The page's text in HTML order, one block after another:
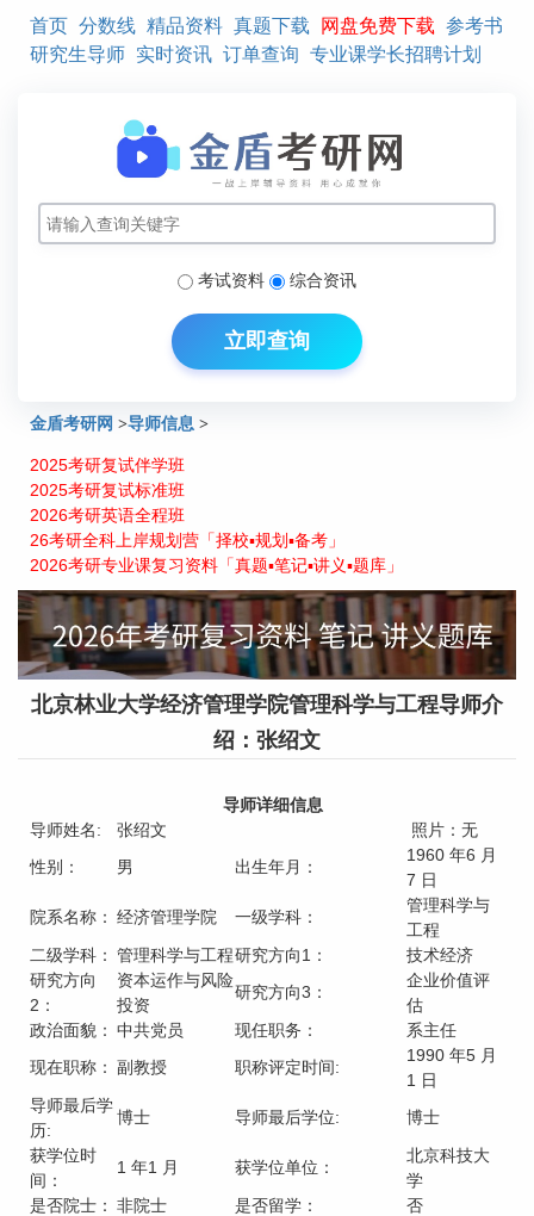
首页 分数线 精品资料 真题下载 网盘免费下载 参考书
研究生导师 实时资讯 订单查询 专业课学长招聘计划
考试资料 综合资讯
立即查询
金盾考研网 >导师信息 >
北京林业大学经济管理学院管理科学与工程导师介绍：张绍文
2025考研复试伴学班
2025考研复试标准班
2026考研英语全程班
26考研全科上岸规划营「择校▪规划▪备考」
2026考研专业课复习资料「真题▪笔记▪讲义▪题库」
北京林业大学经济管理学院管理科学与工程导师介
绍：张绍文
导师详细信息
导师姓名:
张绍文
照片：无
性别：
男 出生年月：
1960 年6 月
7 日
院系名称： 经济管理学院 一级学科：
管理科学与
工程
二级学科： 管理科学与工程研究方向1：
技术经济
研究方向
2：
资本运作与风险
投资
研究方向3：
企业价值评
估
政治面貌： 中共党员 现任职务：
系主任
现在职称： 副教授 职称评定时间:
1990 年5 月
1 日
导师最后学
历:
博士 导师最后学位:
博士
获学位时
间：
1 年1 月 获学位单位：
北京科技大
学
是否院士： 非院士 是否留学：
否